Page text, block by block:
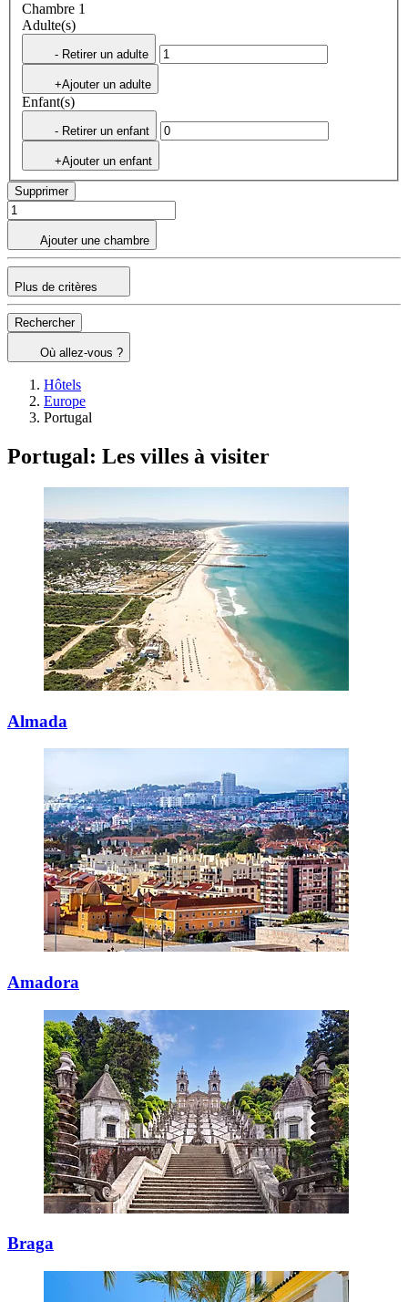
Chambre 1
Adulte(s)
- Retirer un adulte
+Ajouter un adulte
Enfant(s)
- Retirer un enfant
+Ajouter un enfant
Supprimer
Ajouter une chambre
Plus de critères
Rechercher
Où allez-vous ?
Hôtels
Europe
Portugal
Portugal: Les villes à visiter
Almada
Amadora
Braga